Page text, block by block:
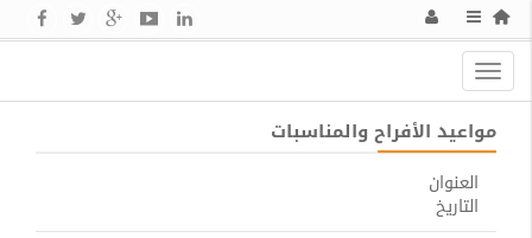
Toggle
navigation
مواعيد الأفراح والمناسبات
العنوان
التاريخ